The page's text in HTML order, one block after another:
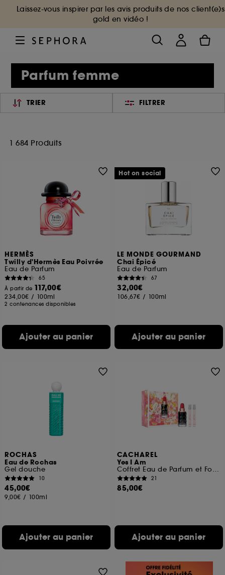
Laissez-vous inspirer par les avis produits de nos client(e)s
gold en vidéo !
Parfum femme
TRIER FILTRER
1 684 Produits
HERMÈS
Twilly d'Hermès Eau Poivrée
Eau de Parfum
65
À partir de 117,00€
234,00€ / 100ml
2 contenances disponibles
Ajouter au panier
LE MONDE GOURMAND
Chai Épicé
Eau de Parfum
67
32,00€
106,67€ / 100ml
Ajouter au panier
Hot on social
ROCHAS
Eau de Rochas
Gel douche
10
45,00€
9,00€ / 100ml
Ajouter au panier
CACHAREL
Yes I Am
Coffret Eau de Parfum et Format Voyage (x2)
21
85,00€
Ajouter au panier